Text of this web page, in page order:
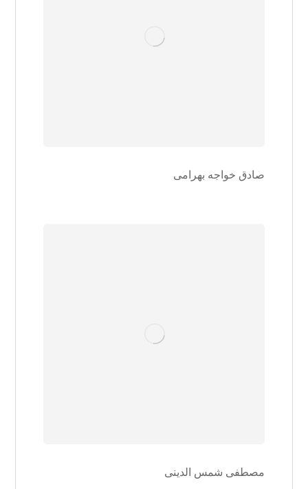
صادق خواجه بهرامی
مصطفی شمس الدینی